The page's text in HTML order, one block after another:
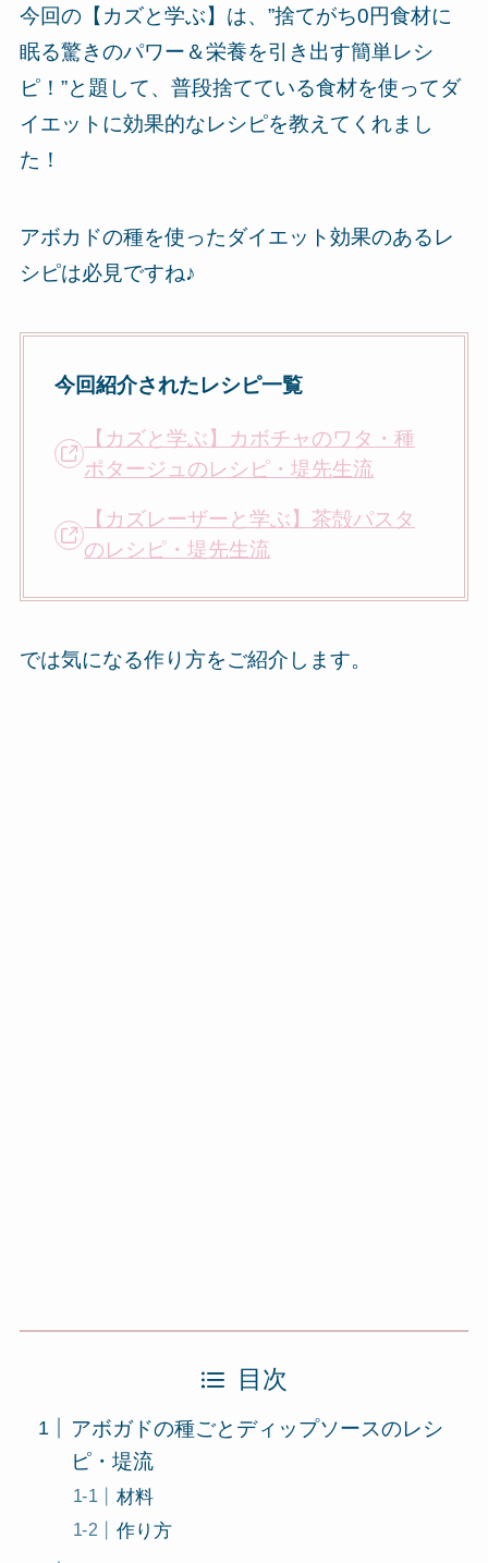
今回の【カズと学ぶ】は、”捨てがち0円食材に
眠る驚きのパワー＆栄養を引き出す簡単レシ
ピ！”と題して、普段捨てている食材を使ってダ
イエットに効果的なレシピを教えてくれまし
た！
アボカドの種を使ったダイエット効果のあるレ
シピは必見ですね♪
今回紹介されたレシピ一覧
【カズと学ぶ】カボチャのワタ・種
ポタージュのレシピ・堤先生流
【カズレーザーと学ぶ】茶殻パスタ
のレシピ・堤先生流
では気になる作り方をご紹介します。
目次
アボガドの種ごとディップソースのレシ
ピ・堤流
材料
作り方